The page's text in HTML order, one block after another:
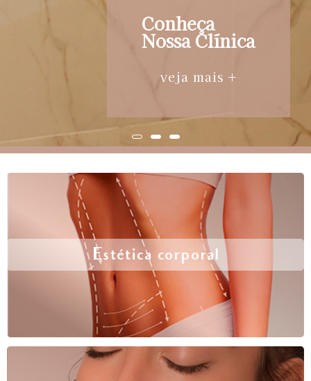
Conheça
Nossa Clínica
veja mais +
Estética corporal